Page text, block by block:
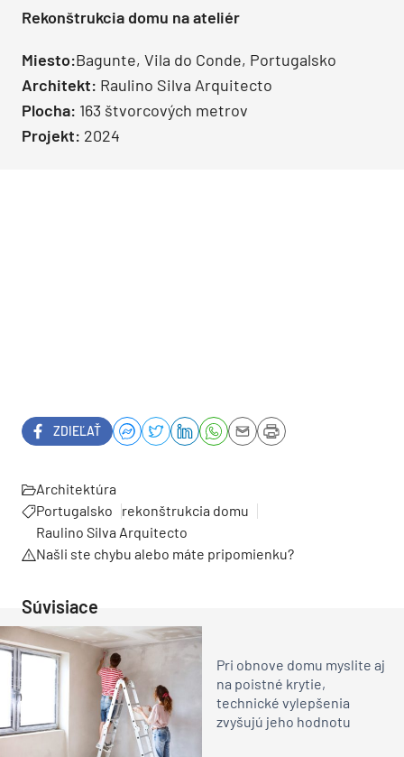
Rekonštrukcia domu na ateliér
Miesto:Bagunte, Vila do Conde, Portugalsko
Architekt: Raulino Silva Arquitecto
Plocha: 163 štvorcových metrov
Projekt: 2024
ZDIEĽAŤ
Architektúra
Portugalsko
rekonštrukcia domu
Raulino Silva Arquitecto
Našli ste chybu alebo máte pripomienku?
Súvisiace
Pri obnove domu myslite aj
na poistné krytie,
technické vylepšenia
zvyšujú jeho hodnotu